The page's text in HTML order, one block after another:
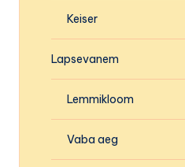
Keiser
Lapsevanem
Lemmikloom
Vaba aeg